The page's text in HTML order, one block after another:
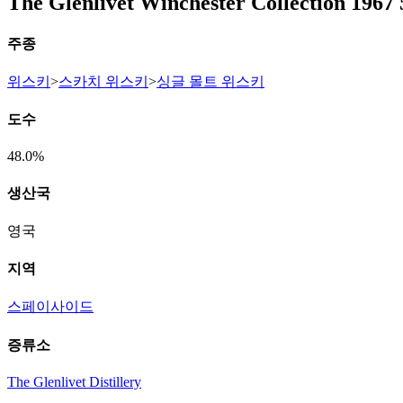
주종
위스키 >스카치 위스키 >싱글 몰트 위스키
도수
48.0%
생산국
영국
지역
스페이사이드
증류소
The Glenlivet Distillery